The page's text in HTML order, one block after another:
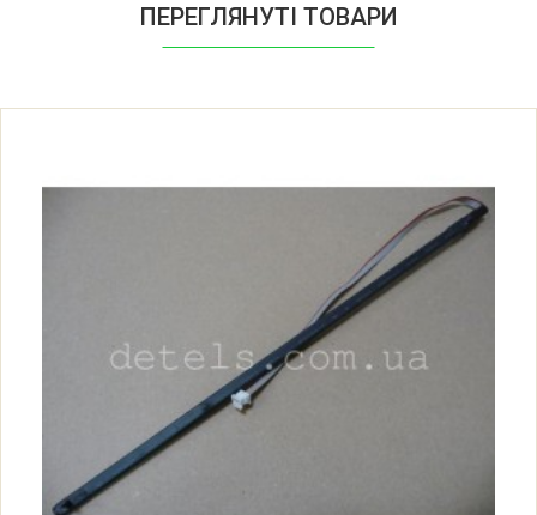
Ariston ABS VLS PREMIUM PW 30
Arison ABS VLS QH 50
Arison ABS VLS QH 80
ПЕРЕГЛЯНУТІ ТОВАРИ